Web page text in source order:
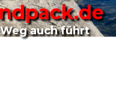
auch führt